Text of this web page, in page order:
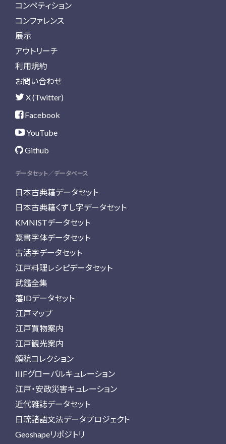
コンペティション
コンファレンス
展示
アウトリーチ
利用規約
お問い合わせ
X (Twitter)
Facebook
YouTube
Github
データセット／データベース
日本古典籍データセット
日本古典籍くずし字データセット
KMNISTデータセット
篆書字体データセット
古活字データセット
江戸料理レシピデータセット
武鑑全集
藩IDデータセット
江戸マップ
江戸買物案内
江戸観光案内
顔貌コレクション
IIIFグローバルキュレーション
江戸・安政災害キュレーション
近代雑誌データセット
日琉諸語文法データプロジェクト
Geoshapeリポジトリ